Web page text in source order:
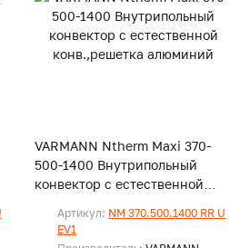
VARMANN Ntherm Maxi 370-
500-1400 Внутрипольный
конвектор с естественной
Артикул: NM 370.500.1400 RR U
EV1